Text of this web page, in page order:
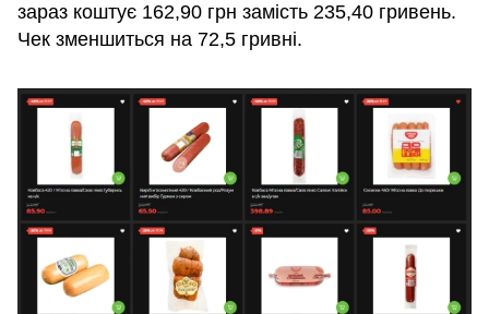
зараз коштує 162,90 грн замість 235,40 гривень.
Чек зменшиться на 72,5 гривні.